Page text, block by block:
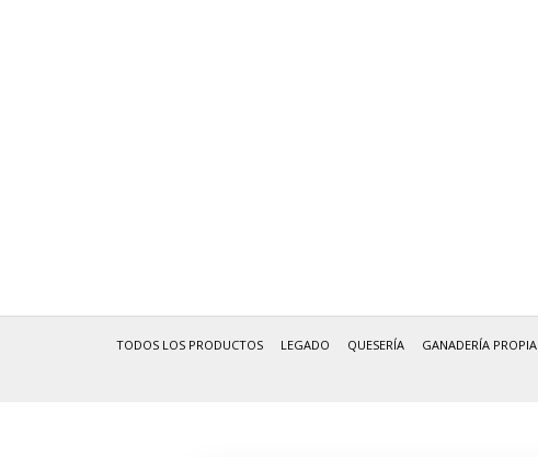
TODOS LOS PRODUCTOS LEGADO QUESERÍA GANADERÍA PROPIA